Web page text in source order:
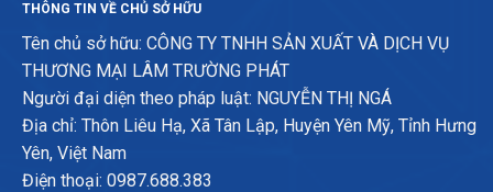
THÔNG TIN VỀ CHỦ SỞ HỮU
Tên chủ sở hữu: CÔNG TY TNHH SẢN XUẤT VÀ DỊCH VỤ
THƯƠNG MẠI LÂM TRƯỜNG PHÁT
Người đại diện theo pháp luật: NGUYỄN THỊ NGÁ
Địa chỉ: Thôn Liêu Hạ, Xã Tân Lập, Huyện Yên Mỹ, Tỉnh Hưng
Yên, Việt Nam
Điện thoại: 0987.688.383